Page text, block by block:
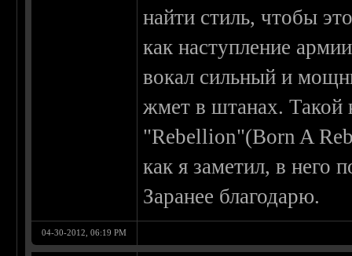
найти стиль, чтобы
как наступление
вокал сильный и
жмет в штанах.
"Rebellion"(Born A
как я заметил, в него
Заранее благодарю.
04-30-2012, 06:19 PM